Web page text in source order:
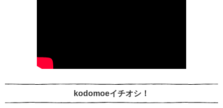
kodomoeイチオシ！